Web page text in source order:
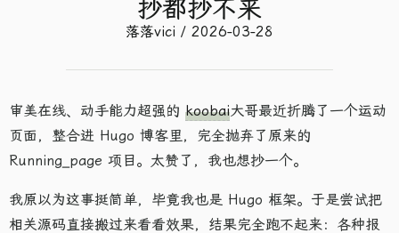
抄都抄不来
落落vici / 2026-03-28
审美在线、动手能力超强的 koobai大哥最近折腾了一个运动
页面，整合进 Hugo 博客里，完全抛弃了原来的
Running_page 项目。太赞了，我也想抄一个。
我原以为这事挺简单，毕竟我也是 Hugo 框架。于是尝试把
相关源码直接搬过来看看效果，结果完全跑不起来：各种报